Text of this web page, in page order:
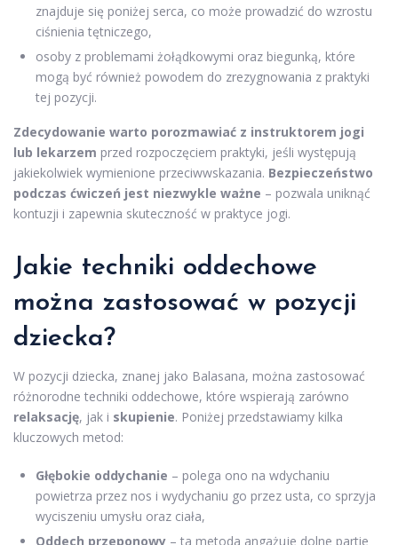
znajduje się poniżej serca, co może prowadzić do wzrostu
ciśnienia tętniczego,
osoby z problemami żołądkowymi oraz biegunką, które
mogą być również powodem do zrezygnowania z praktyki
tej pozycji.
Zdecydowanie warto porozmawiać z instruktorem jogi
lub lekarzem przed rozpoczęciem praktyki, jeśli występują
jakiekolwiek wymienione przeciwwskazania. Bezpieczeństwo
podczas ćwiczeń jest niezwykle ważne – pozwala uniknąć
kontuzji i zapewnia skuteczność w praktyce jogi.
Jakie techniki oddechowe
można zastosować w pozycji
dziecka?
W pozycji dziecka, znanej jako Balasana, można zastosować
różnorodne techniki oddechowe, które wspierają zarówno
relaksację, jak i skupienie. Poniżej przedstawiamy kilka
kluczowych metod:
Głębokie oddychanie – polega ono na wdychaniu
powietrza przez nos i wydychaniu go przez usta, co sprzyja
wyciszeniu umysłu oraz ciała,
Oddech przeponowy – ta metoda angażuje dolne partie